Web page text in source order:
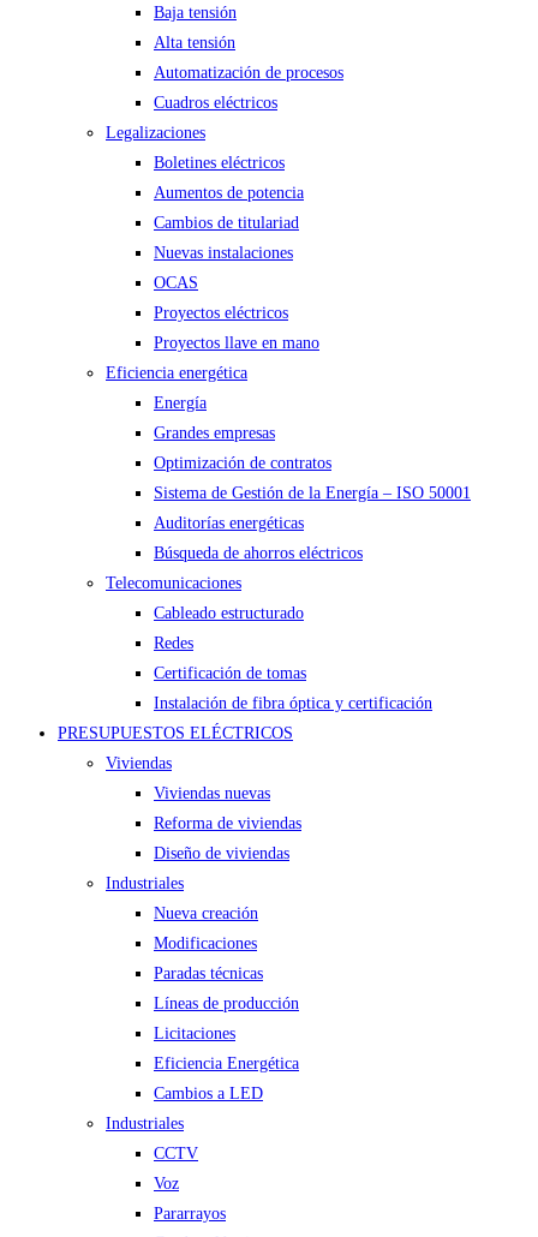
Baja tensión
Alta tensión
Automatización de procesos
Cuadros eléctricos
Legalizaciones
Boletines eléctricos
Aumentos de potencia
Cambios de titulariad
Nuevas instalaciones
OCAS
Proyectos eléctricos
Proyectos llave en mano
Eficiencia energética
Energía
Grandes empresas
Optimización de contratos
Sistema de Gestión de la Energía – ISO 50001
Auditorías energéticas
Búsqueda de ahorros eléctricos
Telecomunicaciones
Cableado estructurado
Redes
Certificación de tomas
Instalación de fibra óptica y certificación
PRESUPUESTOS ELÉCTRICOS
Viviendas
Viviendas nuevas
Reforma de viviendas
Diseño de viviendas
Industriales
Nueva creación
Modificaciones
Paradas técnicas
Líneas de producción
Licitaciones
Eficiencia Energética
Cambios a LED
Industriales
CCTV
Voz
Pararrayos